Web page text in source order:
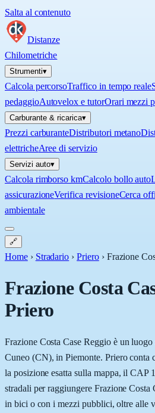
Salta al contenuto
Distanze
Chilometriche
Strumenti▾
Calcola percorsoTraffico in tempo reale
pedaggioAutovelox e tutorOrari mezzi
Carburante & ricarica▾
Prezzi carburanteDistributori metano
elettricheAree di servizio
Servizi auto▾
Calcola rimborso kmCalcolo bollo auto
assicurazioneVerifica revisioneCerca
ambientale
🔗
Home › Stradario › Priero › Frazione
Frazione Costa
Priero
Frazione Costa Case Reggio è un
Cuneo (CN), in Piemonte. Priero conta
la posizione esatta sulla mappa, il CAP
stradali per raggiungere Frazione Costa
in bici o con i mezzi pubblici, oltre alle